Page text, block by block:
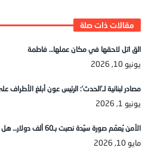
الق اتل لاحقها في مكان عملها… فاطمة
يونيو 10, 2026
مصادر لبنانية لـ’الحدث’: الرئيس عون أبلغ
يونيو 1, 2026
الأمن يُعمّم صورة سيّدة نصبت بـ60 ألف دولار… هل تعرفون مكانها؟
مايو 10, 2026